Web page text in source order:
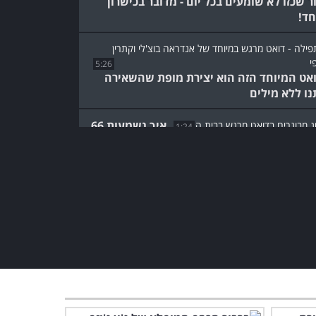
5:26
המיוחד הזה הוא יצירת מופת שהשאירה
ללא מילים
1:24
איך נשמעות 66